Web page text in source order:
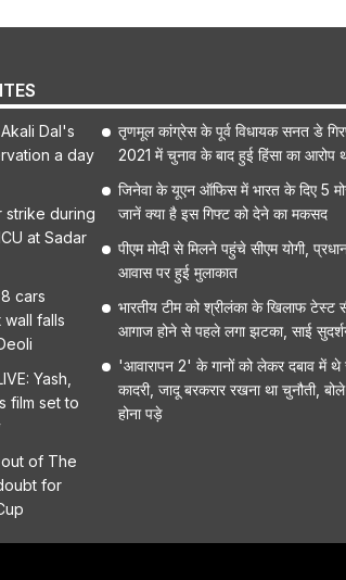
Dal's
a day
strike during
at Sadar
cars
falls
Yash,
film set to
of The
for
तृणमूल कांग्रेस के पूर्व विधायक सनत डे
2021 में चुनाव के बाद हुई हिंसा का आरोप
जिनेवा के यूएन ऑफिस में भारत के दिए 5
जानें क्या है इस गिफ्ट को देने का मकसद
पीएम मोदी से मिलने पहुंचे सीएम योगी,
आवास पर हुई मुलाकात
भारतीय टीम को श्रीलंका के खिलाफ टेस्ट
आगाज होने से पहले लगा झटका, साई
'आवारापन 2' के गानों को लेकर दबाव में थे
कादरी, जादू बरकरार रखना था चुनौती,
होना पड़े